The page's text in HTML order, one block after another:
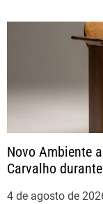
P
s
Novo Ambiente
Carvalho
4 de agosto de